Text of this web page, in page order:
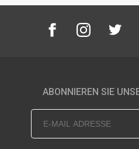
ABONNIEREN SIE